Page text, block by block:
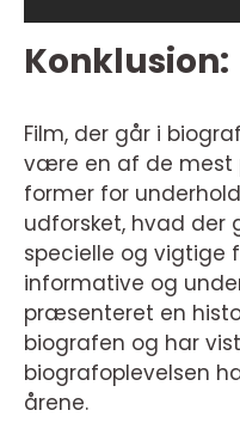
Konklusion:
Film, der går i
være en af de mest
former for
udforsket, hvad der
specielle og vigtige
informative og
præsenteret en
biografen og har
biografoplevelsen
årene.